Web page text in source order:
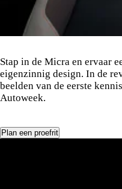
Stap in de Micra en ervaar
eigenzinnig design. In de
beelden van de eerste
Autoweek.
Plan een proefrit